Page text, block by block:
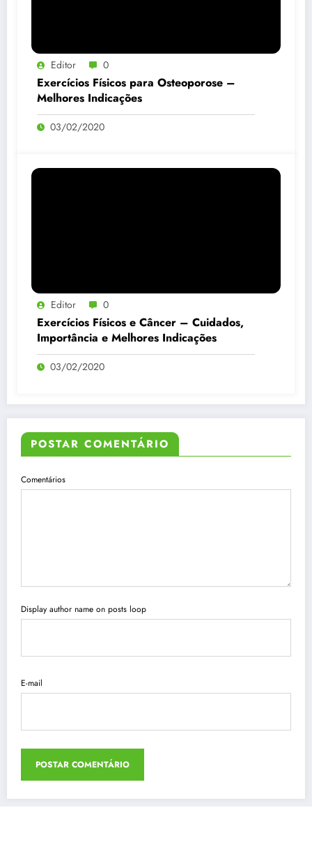
Editor 0
Exercícios Físicos para Osteoporose –
Melhores Indicações
03/02/2020
Editor 0
Exercícios Físicos e Câncer – Cuidados,
Importância e Melhores Indicações
03/02/2020
POSTAR COMENTÁRIO
Comentários
Display author name on posts loop
E-mail